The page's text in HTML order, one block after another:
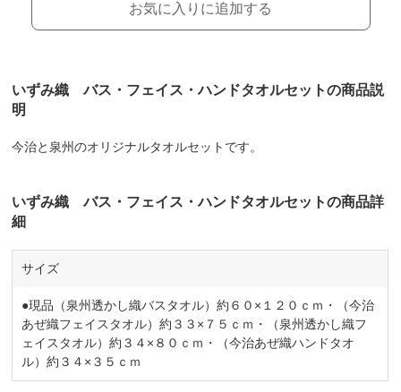
お気に入りに追加する
いずみ織 バス・フェイス・ハンドタオルセットの商品説
明
今治と泉州のオリジナルタオルセットです。
いずみ織 バス・フェイス・ハンドタオルセットの商品詳
細
サイズ
●現品（泉州透かし織バスタオル）約６０×１２０ｃｍ・（今治
あぜ織フェイスタオル）約３３×７５ｃｍ・（泉州透かし織フ
ェイスタオル）約３４×８０ｃｍ・（今治あぜ織ハンドタオ
ル）約３４×３５ｃｍ